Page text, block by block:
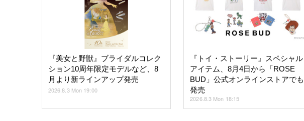
『美女と野獣』ブライダルコレク
ション10周年限定モデルなど、8
月より新ラインアップ発売
2026.8.3 Mon 19:00
『トイ・ストーリー』スペシャル
アイテム、8月4日から「ROSE
BUD」公式オンラインストアでも
発売
2026.8.3 Mon 18:15